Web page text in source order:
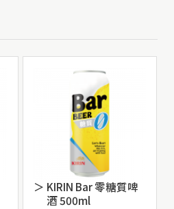
KIRIN Bar 零糖質啤
酒 500ml